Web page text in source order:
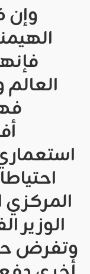
وإن
الوزير